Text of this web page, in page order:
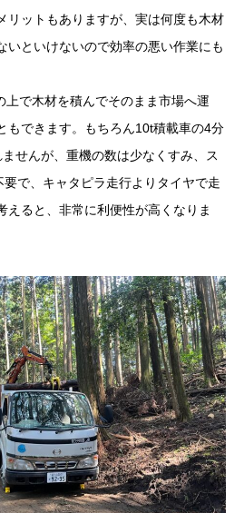
リットもありますが、実は何度も木材
いといけないので効率の悪い作業にも
上で木材を積んでそのまま市場へ運
もできます。もちろん10t積載車の4分
せんが、重機の数は少なくすみ、ス
要で、キャタピラ走行よりタイヤで走
えると、非常に利便性が高くなりま